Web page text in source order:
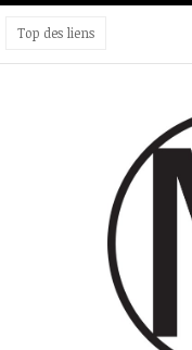
Top des liens